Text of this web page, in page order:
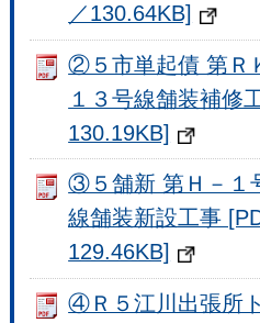
／130.64KB]
②５市単起債 第Ｒ
１３号線舗装補修
130.19KB]
③５舗新 第Ｈ－１
線舗装新設工事
129.46KB]
④Ｒ５江川出張所